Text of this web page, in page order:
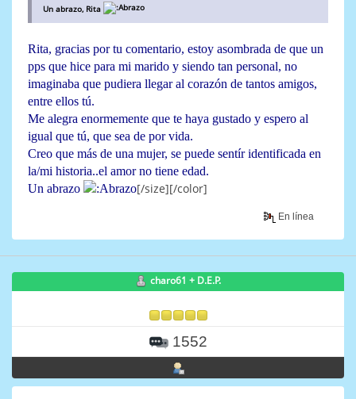
Un abrazo, Rita
Rita, gracias por tu comentario, estoy asombrada de que un
pps que hice para mi marido y siendo tan personal, no
imaginaba que pudiera llegar al corazón de tantos amigos,
entre ellos tú.
Me alegra enormemente que te haya gustado y espero al
igual que tú, que sea de por vida.
Creo que más de una mujer, se puede sentír identificada en
la/mi historia..el amor no tiene edad.
Un abrazo
[/size][/color]
En línea
charo61 + D.E.P.
1552